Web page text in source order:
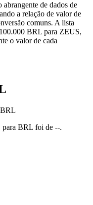
de dados de
a relação de valor de
comuns. A lista
BRL para ZEUS,
o valor de cada
para BRL foi de --.